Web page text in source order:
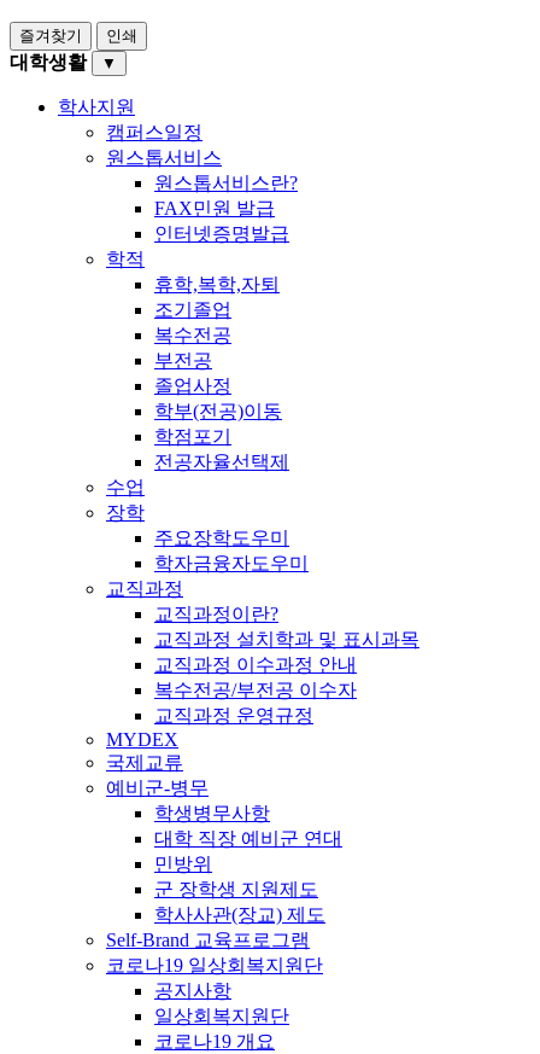
즐겨찾기 인쇄
대학생활 ▼
학사지원
캠퍼스일정
원스톱서비스
원스톱서비스란?
FAX민원 발급
인터넷증명발급
학적
휴학,복학,자퇴
조기졸업
복수전공
부전공
졸업사정
학부(전공)이동
학점포기
전공자율선택제
수업
장학
주요장학도우미
학자금융자도우미
교직과정
교직과정이란?
교직과정 설치학과 및 표시과목
교직과정 이수과정 안내
복수전공/부전공 이수자
교직과정 운영규정
MYDEX
국제교류
예비군-병무
학생병무사항
대학 직장 예비군 연대
민방위
군 장학생 지원제도
학사사관(장교) 제도
Self-Brand 교육프로그램
코로나19 일상회복지원단
공지사항
일상회복지원단
코로나19 개요